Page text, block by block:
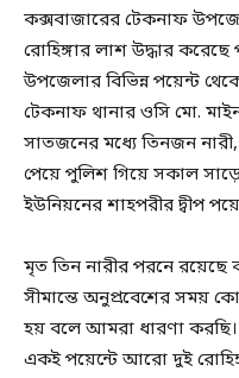
কক্সবাজারের টেকনাফ
রোহিঙ্গার লাশ উদ্ধার
উপজেলার বিভিন্ন পয়েন্ট
টেকনাফ থানার ওসি মো.
সাতজনের মধ্যে তিনজন
পেয়ে পুলিশ গিয়ে সকাল
ইউনিয়নের শাহপরীর দ্বীপ
মৃত তিন নারীর পরনে রয়েছে
সীমান্তে অনুপ্রবেশের সময়
হয় বলে আমরা ধারণা
একই পয়েন্টে আরো দুই